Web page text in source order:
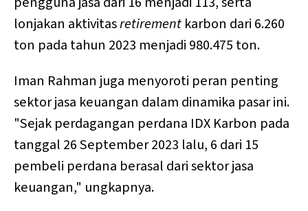
lonjakan aktivitasretirement karbon dari 6.260
ton pada tahun 2023 menjadi 980.475 ton.
Iman Rahman juga menyoroti peran penting
sektor jasa keuangan dalam dinamika pasar ini.
"Sejak perdagangan perdana IDX Karbon pada
tanggal 26 September 2023 lalu, 6 dari 15
pembeli perdana berasal dari sektor jasa
keuangan," ungkapnya.